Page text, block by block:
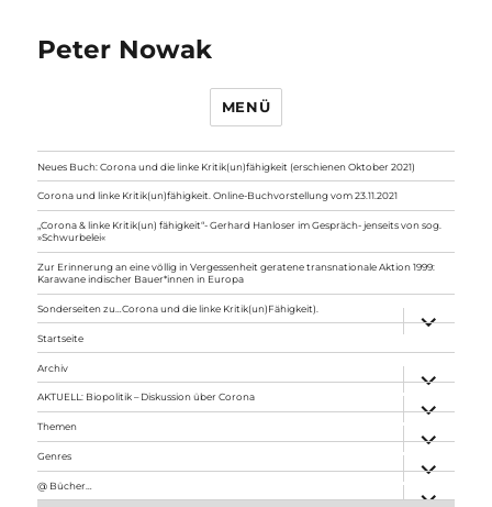
Peter Nowak
MENÜ
Neues Buch: Corona und die linke Kritik(un)fähigkeit (erschienen Oktober 2021)
Corona und linke Kritik(un)fähigkeit. Online-Buchvorstellung vom 23.11.2021
„Corona & linke Kritik(un) fähigkeit“- Gerhard Hanloser im Gespräch- jenseits von sog.
»Schwurbelei«
Zur Erinnerung an eine völlig in Vergessenheit geratene transnationale Aktion 1999:
Karawane indischer Bauer*innen in Europa
Sonderseiten zu…Corona und die linke Kritik(un)Fähigkeit).
anzeigen
Startseite
Archiv
anzeigen
AKTUELL: Biopolitik – Diskussion über Corona
anzeigen
Themen
anzeigen
Genres
anzeigen
@ Bücher…